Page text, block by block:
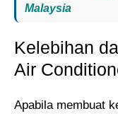
Malaysia
Kelebihan
Air
Apabila membuat